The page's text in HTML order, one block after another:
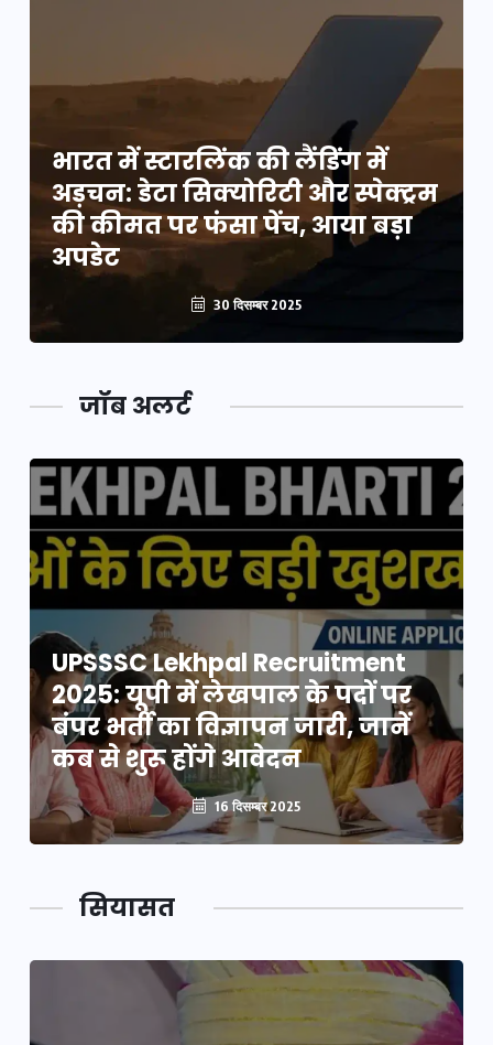
भारत में स्टारलिंक की लैंडिंग में
अड़चन: डेटा सिक्योरिटी और स्पेक्ट्रम
की कीमत पर फंसा पेंच, आया बड़ा
अपडेट
30 दिसम्बर 2025
जॉब अलर्ट
UPSSSC Lekhpal Recruitment
2025: यूपी में लेखपाल के पदों पर
बंपर भर्ती का विज्ञापन जारी, जानें
कब से शुरू होंगे आवेदन
16 दिसम्बर 2025
सियासत